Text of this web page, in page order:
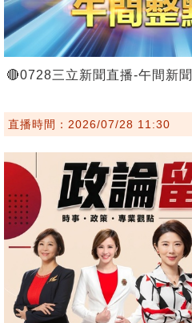
🔴0728三立新聞直播-午間新
直播時間：2026/07/28 11:30